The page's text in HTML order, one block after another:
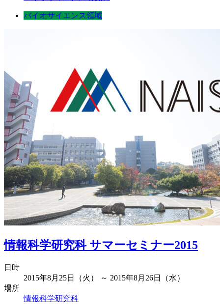
バイオサイエンス領域
情報科学研究科 サマーセミナー2015
日時
2015年8月25日（火） ～ 2015年8月26日（水）
場所
情報科学研究科